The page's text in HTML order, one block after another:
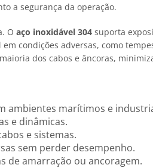
a segurança da operação.
O aço inoxidável 304 suporta
condições adversas, como
dos cabos e âncoras,
ambientes marítimos e
e dinâmicas.
e sistemas.
sem perder desempenho.
de amarração ou ancoragem.